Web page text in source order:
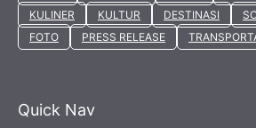
KULINER
KULTUR DESTINASI
FOTO
PRESS RELEASE
Quick Nav